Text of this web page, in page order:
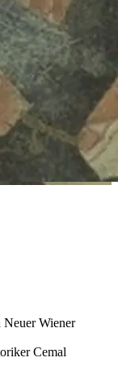
Neuer Wiener
Cemal